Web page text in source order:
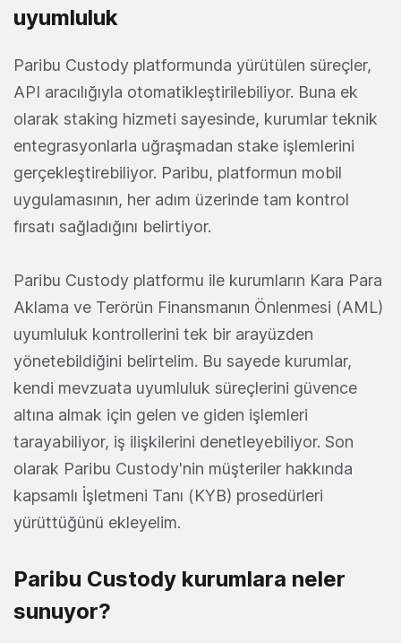
uyumluluk
Paribu Custody platformunda yürütülen süreçler,
API aracılığıyla otomatikleştirilebiliyor. Buna ek
olarak staking hizmeti sayesinde, kurumlar teknik
entegrasyonlarla uğraşmadan stake işlemlerini
gerçekleştirebiliyor. Paribu, platformun mobil
uygulamasının, her adım üzerinde tam kontrol
fırsatı sağladığını belirtiyor.
Paribu Custody platformu ile kurumların Kara Para
Aklama ve Terörün Finansmanın Önlenmesi (AML)
uyumluluk kontrollerini tek bir arayüzden
yönetebildiğini belirtelim. Bu sayede kurumlar,
kendi mevzuata uyumluluk süreçlerini güvence
altına almak için gelen ve giden işlemleri
tarayabiliyor, iş ilişkilerini denetleyebiliyor. Son
olarak Paribu Custody'nin müşteriler hakkında
kapsamlı İşletmeni Tanı (KYB) prosedürleri
yürüttüğünü ekleyelim.
Paribu Custody kurumlara neler
sunuyor?